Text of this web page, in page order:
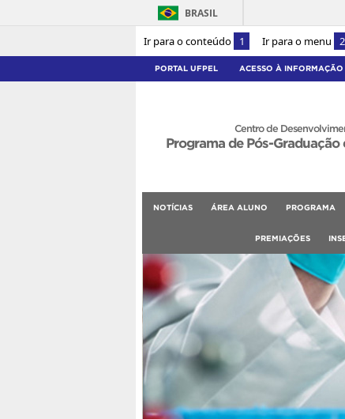
Ir para o conteúdo 1 Ir para o menu 2
BRASIL
PORTAL UFPEL ACESSO À INFORMAÇÃO
Centro de
Programa de Pós-
NOTÍCIAS ÁREA ALUNO PROGRAMA
PREMIAÇÕES